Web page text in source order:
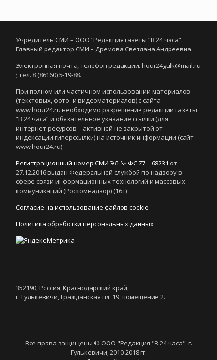
Учредитель СМИ – ООО “Редакция газеты “В 24 часа”.
Главный редактор СМИ – Дремова Светлана Андреевна.
Электронная почта, телефон редакции: hour24gulk@mail.ru
; тел. 8 (86160) 5-19-88.
При полном или частичном использовании материалов
(текстовых, фото- и видеоматериалов) с сайта
www.hour24.ru необходимо разрешение редакции газеты
“В 24 часа” и обязательное указание ссылки (для
интернет-ресурсов – активной не закрытой от
индексации гиперссылки) на источник информации (сайт
www.hour24.ru)
Регистрационный номер СМИ ЭЛ № ФС 77 – 68231 от
27.12.2016 выдан Федеральной службой по надзору в
сфере связи информационных технологий и массовых
коммуникаций (Роскомнадзор) (16+)
Согласие на использование файлов cookie
Политика обработки персональных данных
352190, Россия, Краснодарский край,
г. Гулькевичи, Гражданская пл. 19, помещение 2.
Все права защищены © ООО "Редакция "В 24 часа", г.
Гулькевичи, 2010-2018 гг.